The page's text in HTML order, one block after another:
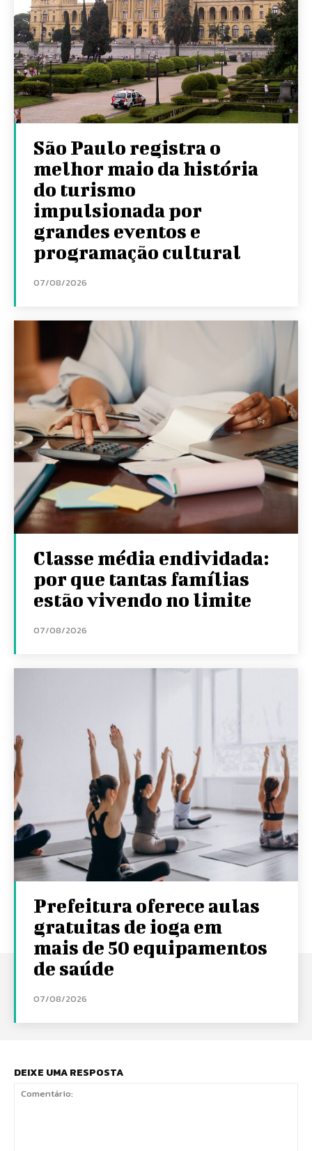
São Paulo registra o
melhor maio da história
do turismo
impulsionada por
grandes eventos e
programação cultural
07/08/2026
Classe média endividada:
por que tantas famílias
estão vivendo no limite
07/08/2026
Prefeitura oferece aulas
gratuitas de ioga em
mais de 50 equipamentos
de saúde
07/08/2026
DEIXE UMA RESPOSTA